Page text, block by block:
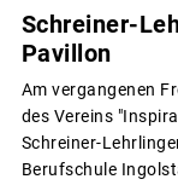
Schreiner-
Pavillon
Am vergangenen
des Vereins
Schreiner-
Berufschule